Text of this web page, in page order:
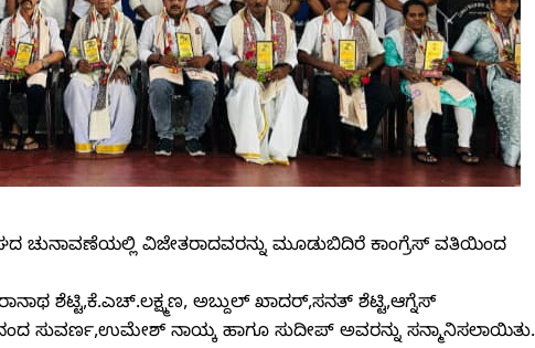
ಚುನಾವಣೆಯಲ್ಲಿ ವಿಜೇತರಾದವರನ್ನು ಮೂಡುಬಿದಿರೆ ಕಾಂಗ್ರೆಸ್ ವತಿಯಿಂದ
ಶೆಟ್ಟಿ,ಕೆ.ಎಚ್.ಲಕ್ಷ್ಮಣ, ಅಬ್ದುಲ್ ಖಾದರ್,ಸನತ್ ಶೆಟ್ಟಿ,ಆಗ್ನೆಸ್
ಸುವರ್ಣ,ಉಮೇಶ್ ನಾಯ್ಕ ಹಾಗೂ ಸುದೀಪ್ ಅವರನ್ನು ಸನ್ಮಾನಿಸಲಾಯಿತು.